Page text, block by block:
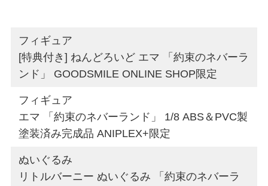
フィギュア
[特典付き] ねんどろいど エマ 「約束のネバーラ
ンド」 GOODSMILE ONLINE SHOP限定
フィギュア
エマ 「約束のネバーランド」 1/8 ABS＆PVC製
塗装済み完成品 ANIPLEX+限定
ぬいぐるみ
リトルバーニー ぬいぐるみ 「約束のネバーラ